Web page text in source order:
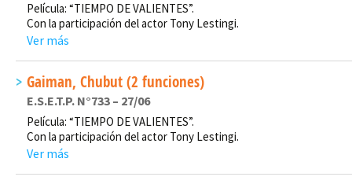
Película: “TIEMPO DE VALIENTES”.
Con la participación del actor Tony Lestingi.
Ver más
Gaiman, Chubut (2 funciones)
E.S.E.T.P. N°733 – 27/06
Película: “TIEMPO DE VALIENTES”.
Con la participación del actor Tony Lestingi.
Ver más